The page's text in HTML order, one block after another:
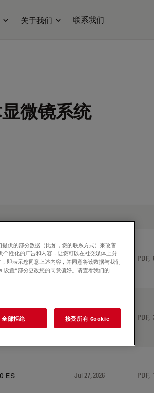
关于我们 联系我们
微镜系统
EN Jul 27, 2026 PDF,
EN Jul 27, 2026 PDF,
ES Jul 27, 2026 PDF,
供的部分数据（比如，您的联系方式）来改善
性化的广告和内容，让您可以在社交媒体上分
即表示您同意上述内容，并同意将该数据与我们
置”部分更改您的同意偏好。请查看我们的
全部拒绝 接受所有 Cookie